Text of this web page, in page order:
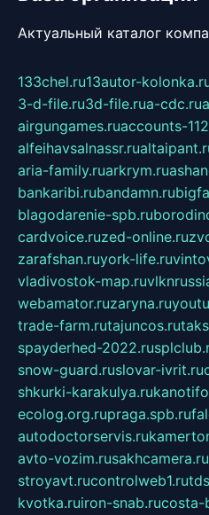
Актуальный каталог
133chel.ru13autor-
3-d-file.ru3d-file.rua-cdc.ru
airgungames.ruaccounts-
alfeihavsalnassr.ru
aria-family.ruarkrym.ru
bankaribi.rubandamn.ru
blagodarenie-spb.ru
cardvoice.ruzed-online.ru
zarafshan.ruyork-life.ru
vladivostok-map.ru
webamator.ruzaryna.ru
trade-farm.rutajuncos.ru
spayderhed-2022.ru
snow-guard.ruslovar-ivrit.ru
shkurki-karakulya.ru
ecolog.org.rupraga.spb.ru
autodoctorservis.ru
avto-vozim.rusakhcamera.ru
stroyavt.rucontrolweb1.ru
kvotka.ruiron-snab.rucosta-